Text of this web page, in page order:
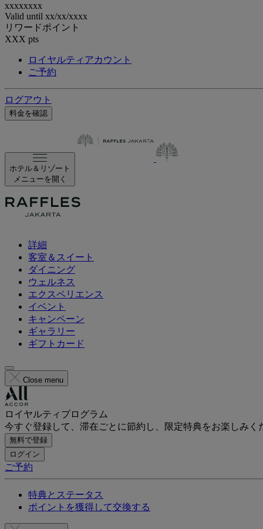
xxxxxxxx
Valid until xx/xx/xxxx
リワードポイント
XXX pts
ロイヤルティアカウント
ご予約
ログアウト
料金を確認
ホテル＆リゾート
メニューを開く
詳細
客室＆スイート
ダイニング
ウェルネス
エクスペリエンス
イベント
キャンペーン
ギャラリー
ギフトカード
Close menu
ロイヤルティプログラム
今すぐ登録して、滞在ごとに節約し、限定特典をお楽しみく
無料で登録
ログイン
ご予約
特典とステータス
ポイントを獲得して交換する